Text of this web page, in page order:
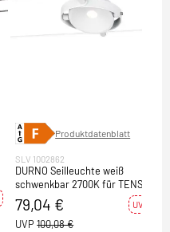
Produktdatenblatt
SLV 1002862
DURNO Seilleuchte weiß
schwenkbar 2700K für TENSEO
Niedervolt-Seilsystem
79,04 € UVP -21%
UVP 100,08 €